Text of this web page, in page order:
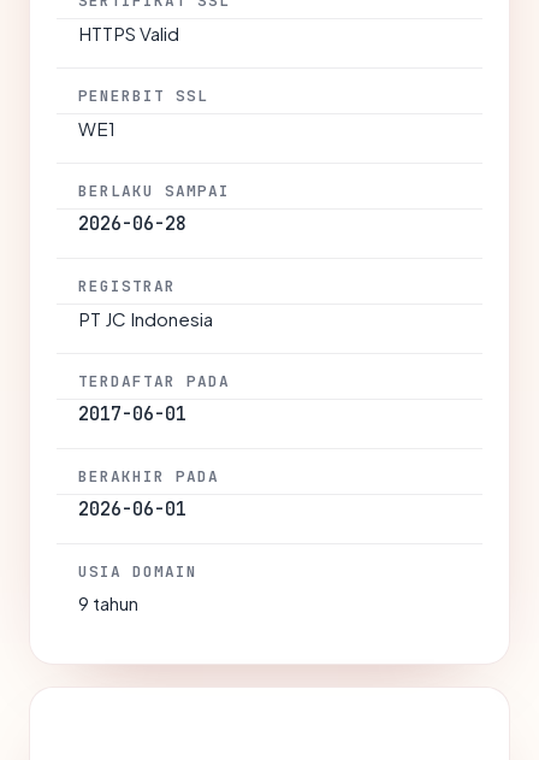
HTTPS Valid
PENERBIT SSL
WE1
BERLAKU SAMPAI
2026-06-28
REGISTRAR
PT JC Indonesia
TERDAFTAR PADA
2017-06-01
BERAKHIR PADA
2026-06-01
USIA DOMAIN
9 tahun